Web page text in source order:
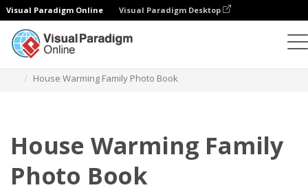
Visual Paradigm Online Visual Paradigm Desktop
House Warming Family Photo Book
House Warming Family
Photo Book